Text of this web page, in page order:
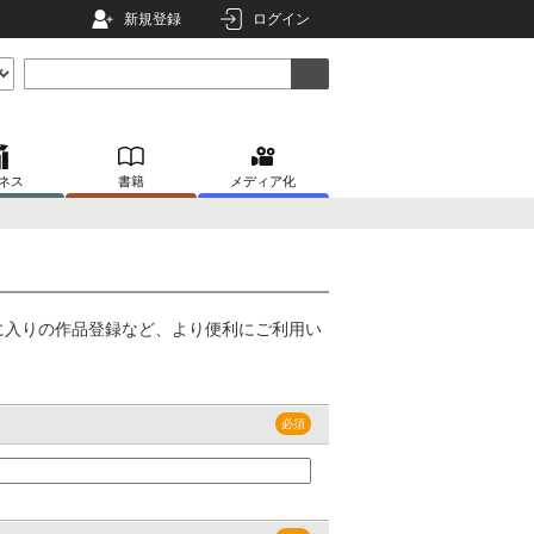
新規登録 ログイン
ス 書籍 メディア化
りの作品登録など、より便利にご利用い